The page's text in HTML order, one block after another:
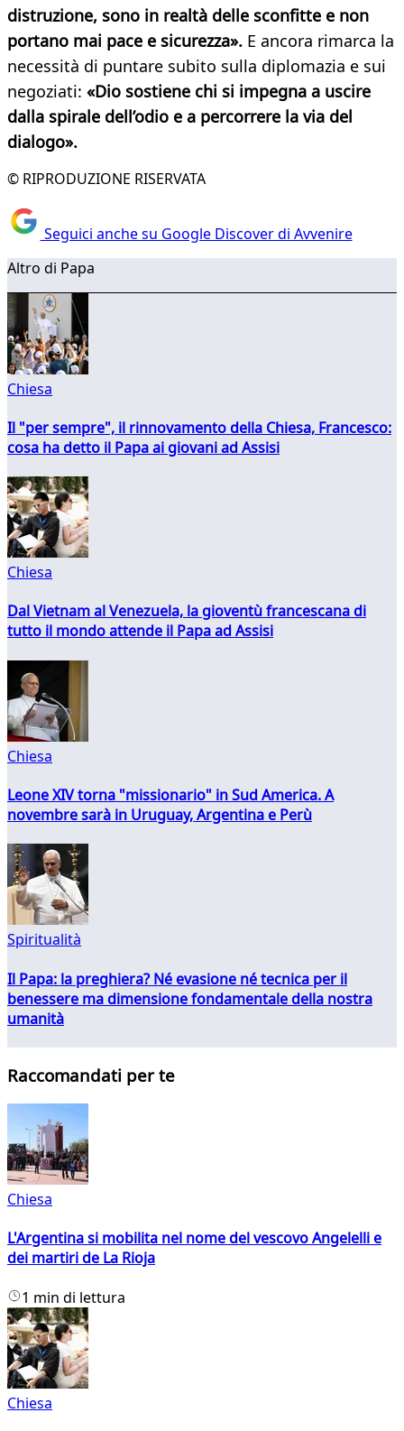
distruzione, sono in realtà delle sconfitte e non
portano mai pace e sicurezza». E ancora rimarca la
necessità di puntare subito sulla diplomazia e sui
negoziati: «Dio sostiene chi si impegna a uscire
dalla spirale dell’odio e a percorrere la via del
dialogo».
© RIPRODUZIONE RISERVATA
Seguici anche su Google Discover di Avvenire
Altro di Papa
Chiesa
Il "per sempre", il rinnovamento della Chiesa, Francesco:
cosa ha detto il Papa ai giovani ad Assisi
Chiesa
Dal Vietnam al Venezuela, la gioventù francescana di
tutto il mondo attende il Papa ad Assisi
Chiesa
Leone XIV torna "missionario" in Sud America. A
novembre sarà in Uruguay, Argentina e Perù
Spiritualità
Il Papa: la preghiera? Né evasione né tecnica per il
benessere ma dimensione fondamentale della nostra
umanità
Raccomandati per te
Chiesa
L'Argentina si mobilita nel nome del vescovo Angelelli e
dei martiri de La Rioja
1 min di lettura
Chiesa